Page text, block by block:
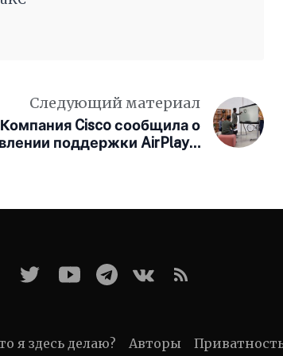
Следующий материал
Компания Cisco сообщила о
поддержки AirPlay в
я здесь делаю? Авторы